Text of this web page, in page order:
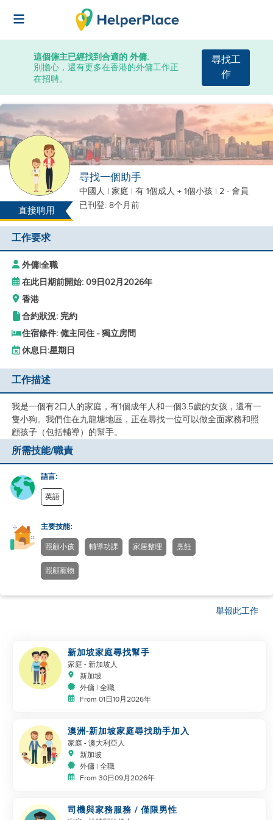
這個僱主已經找到合適的 外傭.
別擔心，還有更多在香港的外傭工作正
在招聘。
尋找工
作
直接聘用
尋找一個助手
中國人 | 家庭 | 有 1個成人 + 1個小孩 | 2 - 會員
已刊登: 8个月前
工作要求
外傭|全職
在此日期前開始: 09日02月2026年
香港
合約狀況: 完約
住宿條件: 僱主同住 - 獨立房間
休息日:星期日
工作描述
我是一個有2口人的家庭，有1個成年人和一個3.5歲的女孩，還有一
隻小狗。我們住在九龍塘地區，正在尋找一位可以做全面家務和照
顧孩子（包括輔導）的幫手。
所需技能/職責
語言:
英語
主要技能:
照顧小孩 輔導功課 家居整理 烹飪
照顧寵物
舉報此工作
新加坡家庭尋找幫手
家庭 - 新加坡人
新加坡
外傭 | 全職
From 01日10月2026年
澳洲-新加坡家庭尋找助手加入
家庭 - 澳大利亞人
新加坡
外傭 | 全職
From 30日09月2026年
司機與家務服務 / 僅限男性